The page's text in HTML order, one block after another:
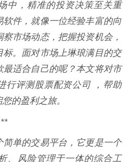
中，精准的投资决策至关重
件，就像一位经验丰富的向
市场动态，把握投资机会，
。面对市场上琳琅满目的交
适合自己的呢？本文将对市
行评测股票配资公司 ，帮助
的盈利之旅。
简单的交易平台，它更是一个
、风险管理于一体的综合工